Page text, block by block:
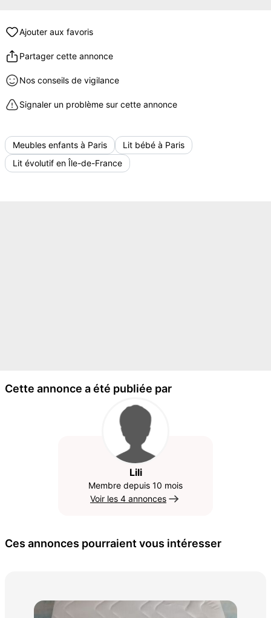
Ajouter aux favoris
Partager cette annonce
Nos conseils de vigilance
Signaler un problème sur cette annonce
Meubles enfants à Paris
Lit bébé à Paris
Lit évolutif en Île-de-France
Cette annonce a été publiée par
Lili
Membre depuis 10 mois
Voir les 4 annonces
Ces annonces pourraient vous intéresser